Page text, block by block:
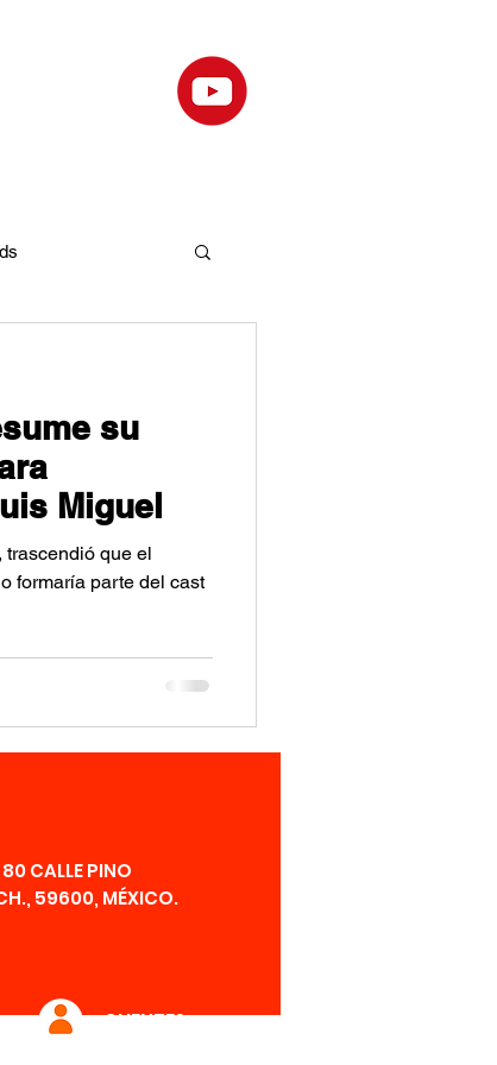
su
Miguel
que el
formaría parte del cast
CALLE PINO
59600, MÉXICO.
CLIENTES